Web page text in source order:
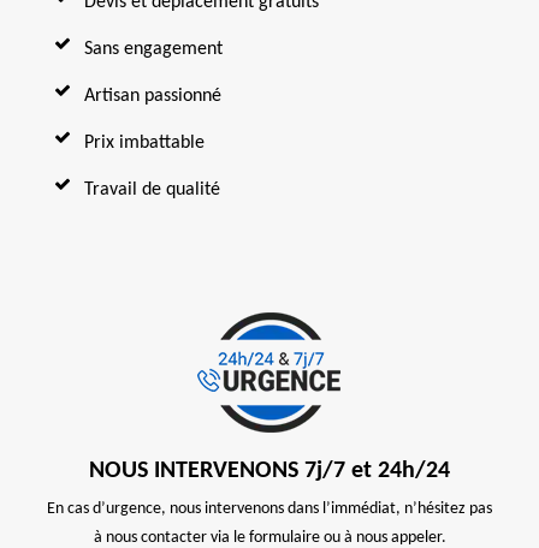
Sans engagement
Artisan passionné
Prix imbattable
Travail de qualité
NOUS INTERVENONS 7j/7 et 24h/24
En cas d’urgence, nous intervenons dans l’immédiat, n’hésitez pas
à nous contacter via le formulaire ou à nous appeler.